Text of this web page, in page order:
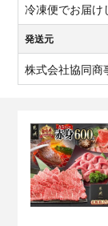
冷凍便でお届け
発送元
株式会社協同商